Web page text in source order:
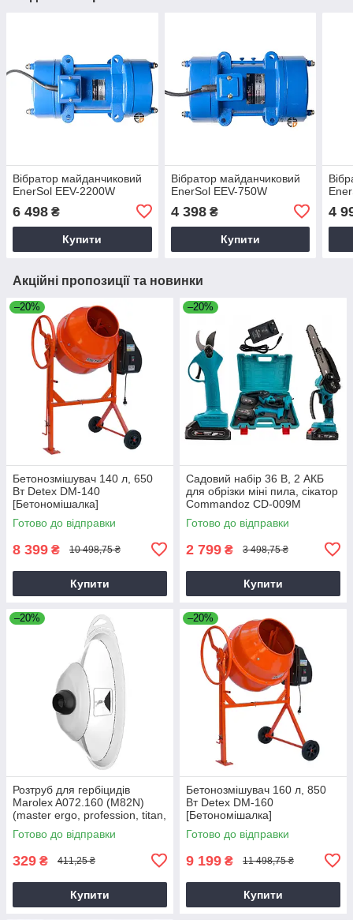
Вібратор майданчиковий
EnerSol EEV-2200W
6 498 ₴
Купити
Вібратор майданчиковий
EnerSol EEV-750W
4 398₴
Купити
4
Акційні пропозиції та новинки
–20%
Бетонозмішувач 140 л, 650
Вт Detex DM-140
[Бетономішалка]
Готово до відправки
8 399 ₴ 10 498,75 ₴
Купити
–20%
Садовий набір 36 В, 2 АКБ
для обрізки міні пила, сікатор
Commandoz CD-009M
Готово до відправки
2 799 ₴ 3 498,75 ₴
Купити
–20%
Розтруб для гербіцидів
Marolex A072.160 (M82N)
(master ergo, profession, titan,
x-line)
Готово до відправки
329 ₴ 411,25 ₴
Купити
–20%
Бетонозмішувач 160 л, 850
Вт Detex DM-160
[Бетономішалка]
Готово до відправки
9 199 ₴ 11 498,75 ₴
Купити